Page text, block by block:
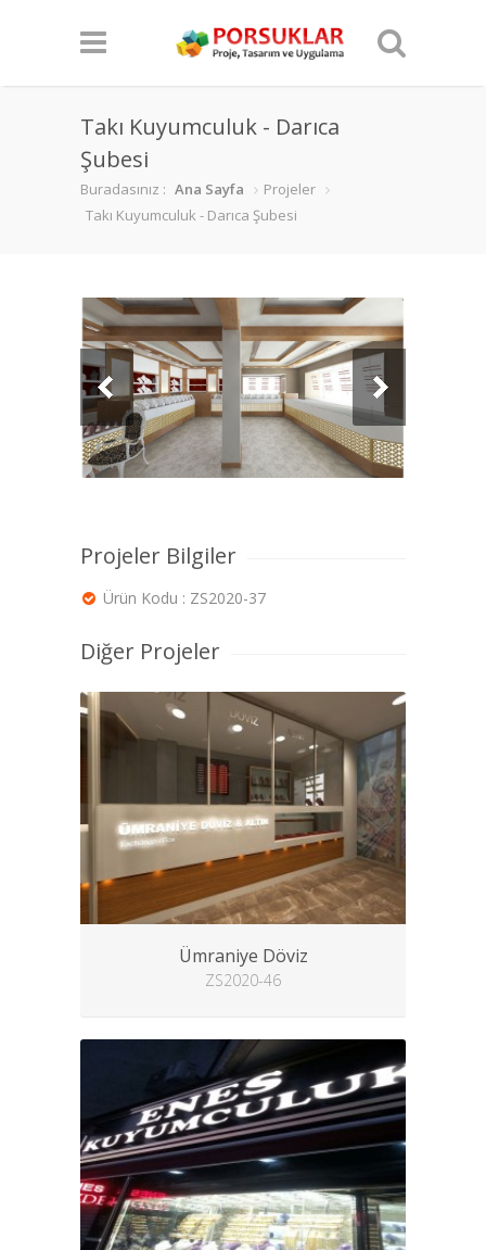
Takı Kuyumculuk - Darıca
Şubesi
Buradasınız : Ana Sayfa
Projeler
Takı Kuyumculuk - Darıca Şubesi
Projeler Bilgiler
Ürün Kodu : ZS2020-37
Diğer Projeler
Ümraniye Döviz
ZS2020-46